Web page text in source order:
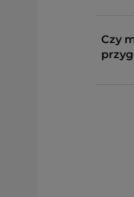
Czy